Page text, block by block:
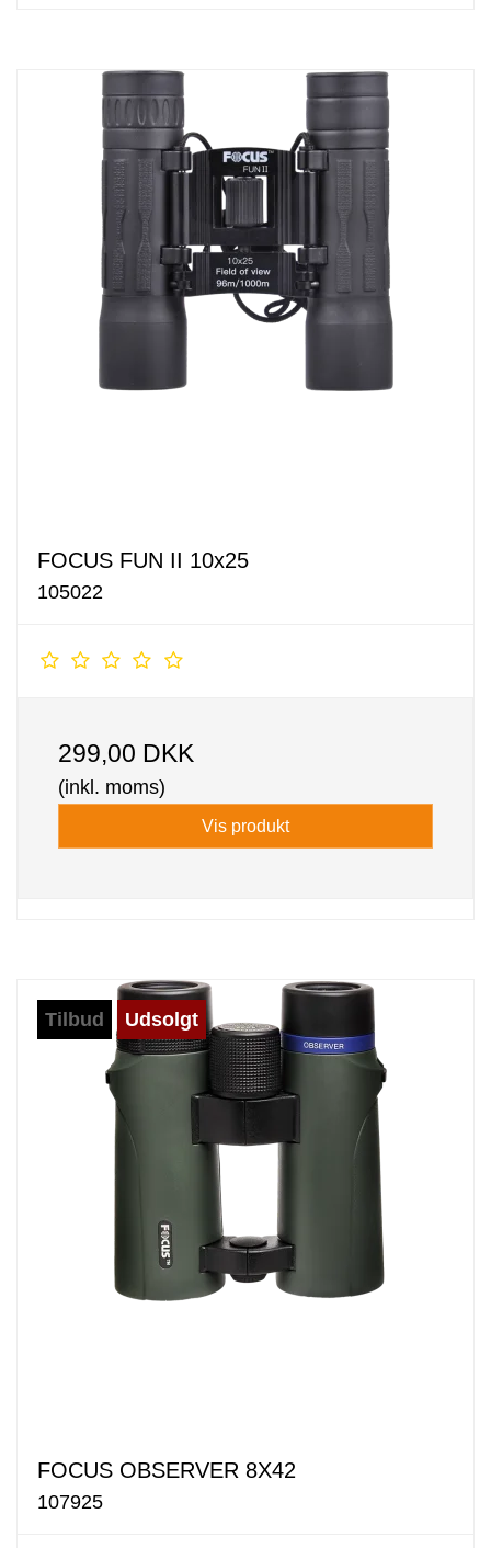
FOCUS FUN II 10x25
105022
299,00 DKK
(inkl. moms)
Vis produkt
Tilbud Udsolgt
FOCUS OBSERVER 8X42
107925